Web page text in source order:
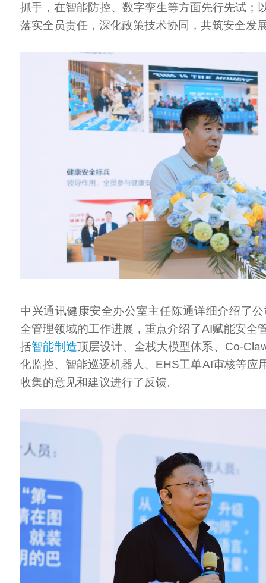
抓手，在智能防控、数字孪生等方面先行先试；
落实全员责任，深化政策技术协同，共筑安全发
中兴通讯健康安全办公室主任陈通详细介绍了
全管理领域的工作进展，重点介绍了AI赋能安全
括智能制造顶层设计、全栈大模型体系、Co-
化监控、智能巡逻机器人、EHS工单AI审核等应
收集的意见和建议进行了反馈。